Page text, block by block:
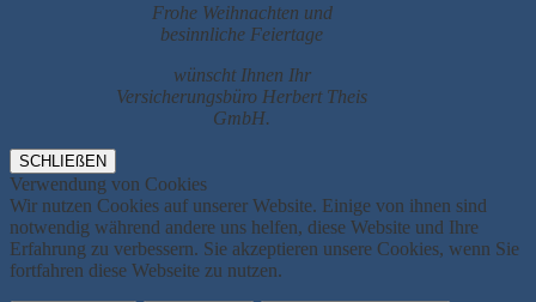
Frohe Weihnachten und
besinnliche Feiertage
wünscht Ihnen Ihr
Versicherungsbüro Herbert Theis
GmbH.
SCHLIEßEN
Verwendung von Cookies
Wir nutzen Cookies auf unserer Website. Einige von ihnen sind
notwendig während andere uns helfen, diese Website und Ihre
Erfahrung zu verbessern. Sie akzeptieren unsere Cookies, wenn Sie
fortfahren diese Webseite zu nutzen.